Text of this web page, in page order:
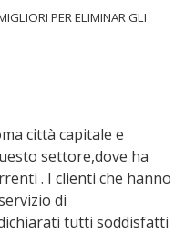
PER ELIMINAR GLI
città capitale e
settore,dove ha
. I clienti che hanno
di
tutti soddisfatti